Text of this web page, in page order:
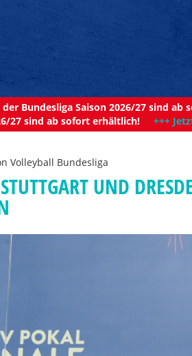
Bundesliga Saison 2026/27 sind
27 sind ab sofort erhältlich! +++
Volleyball Bundesliga
UND